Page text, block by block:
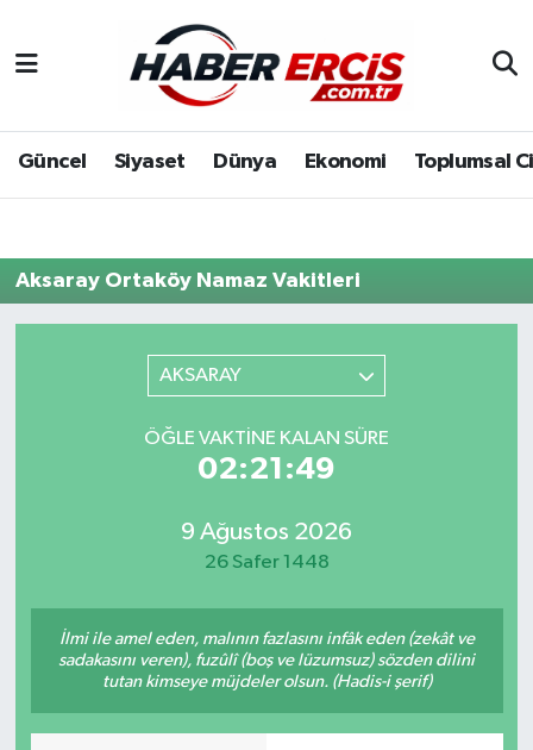
Güncel Siyaset Dünya Ekonomi Toplumsal
Aksaray Ortaköy Namaz Vakitleri
AKSARAY
ÖĞLE VAKTINE KALAN SÜRE
02:21:49
9 Ağustos 2026
26 Safer 1448
İlmi ile amel eden, malının fazlasını infâk eden (zekât ve
sadakasını veren), fuzûlî (boş ve lüzumsuz) sözden dilini
tutan kimseye müjdeler olsun. (Hadis-i şerif)